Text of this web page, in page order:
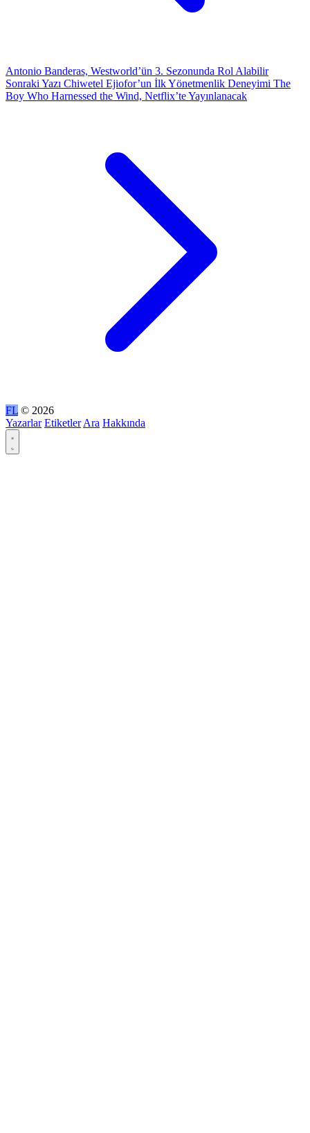
Antonio Banderas, Westworld’ün 3. Sezonunda Rol Alabilir
Sonraki Yazı Chiwetel Ejiofor’un İlk Yönetmenlik Deneyimi The
Boy Who Harnessed the Wind, Netflix’te Yayınlanacak
FL © 2026
Yazarlar Etiketler Ara Hakkında